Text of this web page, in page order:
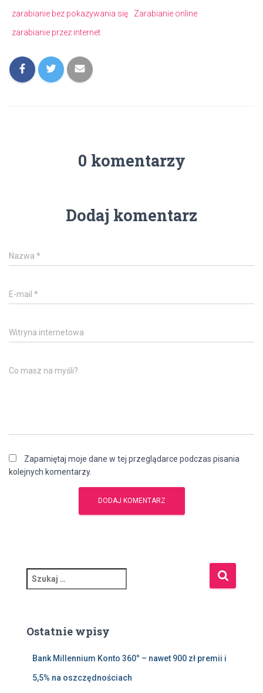
zarabianie bez pokazywania się
Zarabianie online
zarabianie przez internet
0 komentarzy
Dodaj komentarz
Nazwa *
E-mail *
Witryna internetowa
Co masz na myśli?
Zapamiętaj moje dane w tej przeglądarce podczas pisania
kolejnych komentarzy.
z
a
Ostatnie wpisy
Bank Millennium Konto 360° – nawet 900 zł premii i
5,5% na oszczędnościach